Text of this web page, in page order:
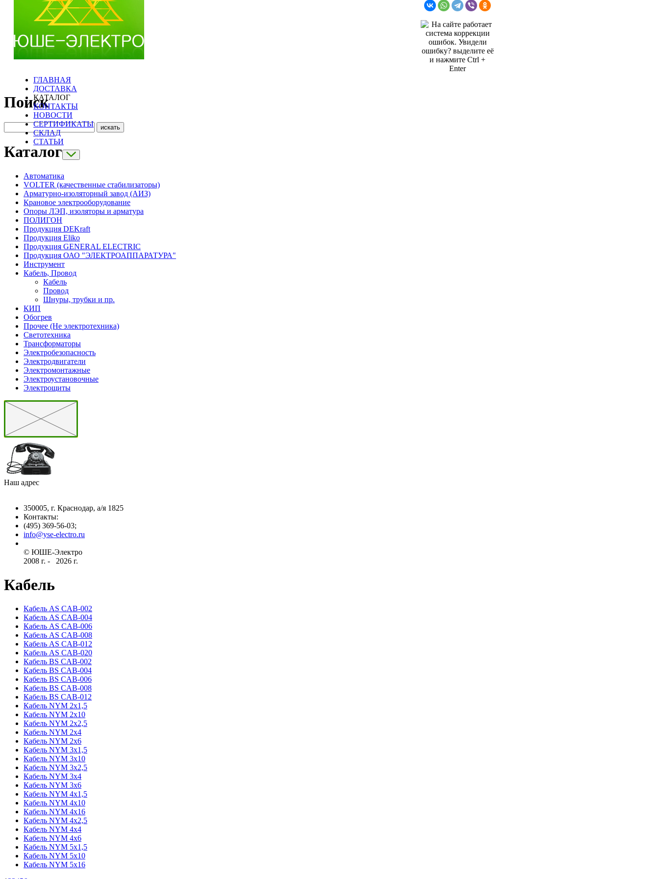
ГЛАВНАЯ
ДОСТАВКА
КАТАЛОГ
КОНТАКТЫ
НОВОСТИ
СЕРТИФИКАТЫ
СКЛАД
СТАТЬИ
Поиск
Каталог
Автоматика
VOLTER (качественные стабилизаторы)
Арматурно-изоляторный завод (АИЗ)
Крановое электрооборудование
Опоры ЛЭП, изоляторы и арматура
ПОЛИГОН
Продукция DEKraft
Продукция Eliko
Продукция GENERAL ELECTRIC
Продукция ОАО "ЭЛЕКТРОАППАРАТУРА"
Инструмент
Кабель, Провод
Кабель
Провод
Шнуры, трубки и пр.
КИП
Обогрев
Прочее (Не электротехника)
Светотехника
Трансформаторы
Электробезопасность
Электродвигатели
Электромонтажные
Электроустановочные
Электрощиты
Наш адрес
350005, г. Краснодар, а/я 1825
Контакты: ­
(495) 369-56-03;
info@yse-electro.ru­
© ЮШЕ-Эл­ектро ­
2008 г­. - ­ ­­­­­
2026 г.
Кабель
Кабель AS CAB-002
Кабель AS CAB-004
Кабель AS CAB-006
Кабель AS CAB-008
Кабель AS CAB-012
Кабель AS CAB-020
Кабель BS CAB-002
Кабель BS CAB-004
Кабель BS CAB-006
Кабель BS CAB-008
Кабель BS CAB-012
Кабель NYM 2х1,5
Кабель NYM 2х10
Кабель NYM 2х2,5
Кабель NYM 2х4
Кабель NYM 2х6
Кабель NYM 3х1,5
Кабель NYM 3х10
Кабель NYM 3х2,5
Кабель NYM 3х4
Кабель NYM 3х6
Кабель NYM 4х1,5
Кабель NYM 4х10
Кабель NYM 4х16
Кабель NYM 4х2,5
Кабель NYM 4х4
Кабель NYM 4х6
Кабель NYM 5х1,5
Кабель NYM 5х10
Кабель NYM 5х16